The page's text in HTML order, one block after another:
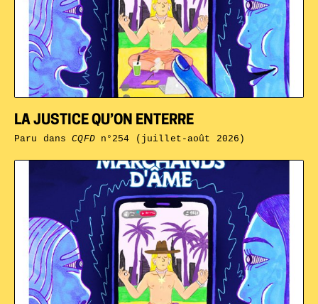
LA JUSTICE QU’ON ENTERRE
Paru dansCQFDn°254 (juillet-août 2026)